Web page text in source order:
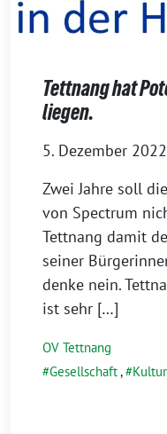
Tettnang hat
liegen.
5. Dezember 2022
Zwei Jahre soll
von Spectrum
Tettnang damit
sei­ner
den­ke nein.
ist sehr […]
OV Tettnang
Gesellschaft, Kultur